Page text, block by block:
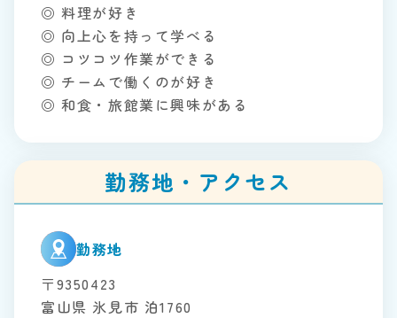
◎ 料理が好き
◎ 向上心を持って学べる
◎ コツコツ作業ができる
◎ チームで働くのが好き
◎ 和食・旅館業に興味がある
勤務地・アクセス
勤務地
〒9350423
富山県 氷見市 泊1760